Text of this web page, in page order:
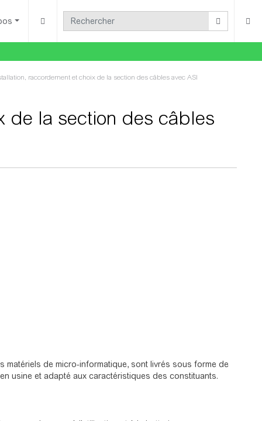
de la section des câbles
raccordement et choix de la section des câbles avec ASI
de micro-informatique, sont livrés sous forme de
usine et adapté aux caractéristiques des constituants.